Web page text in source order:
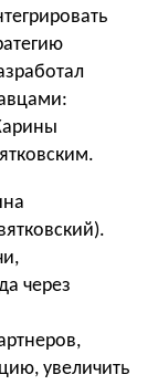
через
увеличить